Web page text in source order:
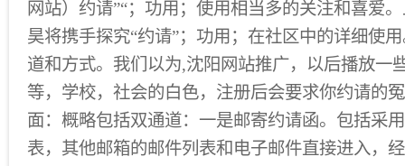
网站）约请”“；功用；使用相当多的关注和喜爱
昊将携手探究“约请”；功用；在社区中的详细使
道和方式。我们以为,沈阳网站推广，以后播放一
等，学校，社会的白色，注册后会要求你约请的
面：概略包括双通道：一是邮寄约请函。包括采
表，其他邮箱的邮件列表和电子邮件直接进入，